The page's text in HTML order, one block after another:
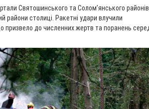
Святошинського та Солом’янського
райони столиці. Ракетні удари влучили
призвело до численних жертв та поранень